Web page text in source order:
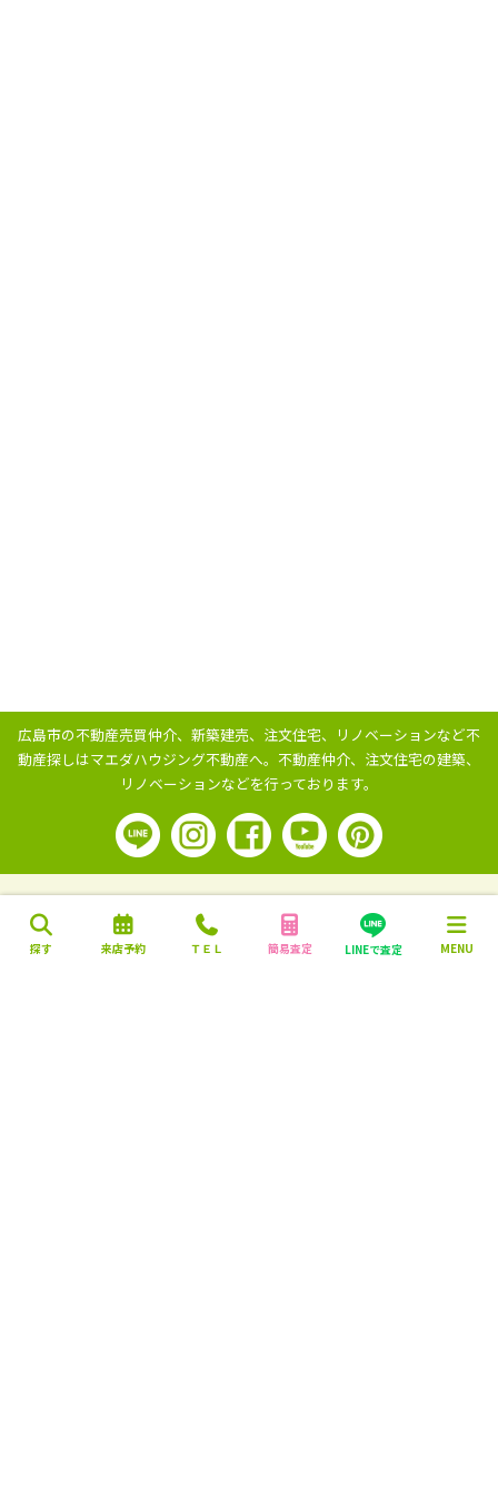
探す 来店予約 ＴＥＬ 簡易査定 LINEで査定 MENU
広島市の不動産売買仲介、新築建売、注文住宅、リノベーションなど不
動産探しはマエダハウジング不動産へ。 不動産仲介、注文住宅の建築、
リノベーションなどを行っております。